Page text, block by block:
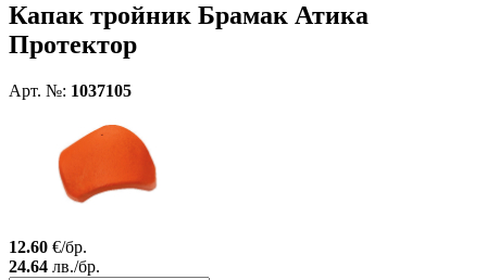
Капак тройник Брамак Атика
Протектор
Арт. №: 1037105
12.60 €/бр.
24.64 лв./бр.